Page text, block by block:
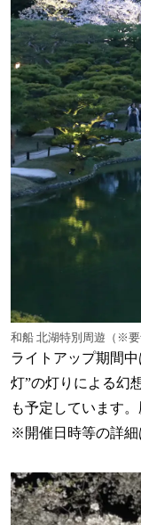
和船 北湖特別周遊（※
ライトアップ期間
灯”の灯りによる幻
も予定しています
※開催日時等の詳細